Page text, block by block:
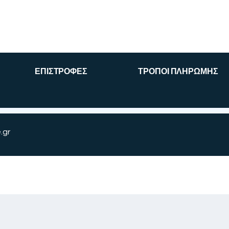
ΕΠΙΣΤΡΟΦΕΣ ΤΡΟΠΟΙ ΠΛΗΡΩΜΗΣ